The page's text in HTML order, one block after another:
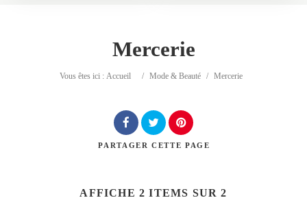
Catégorie
Mercerie
Vous êtes ici : Accueil / Mode & Beauté / Mercerie
PARTAGER CETTE PAGE
AFFICHE 2 ITEMS SUR 2